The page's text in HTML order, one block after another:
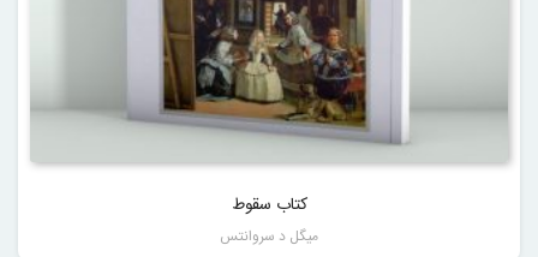
کتاب سقوط
میگل د سروانتس